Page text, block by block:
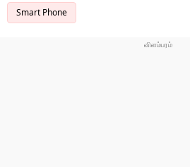
Smart Phone